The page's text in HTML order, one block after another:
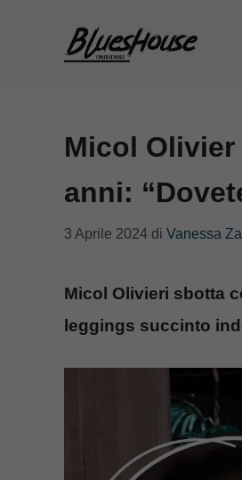
Micol
anni:
3 Aprile 2024 di Vanessa
Micol Olivieri sbotta
leggings succinto